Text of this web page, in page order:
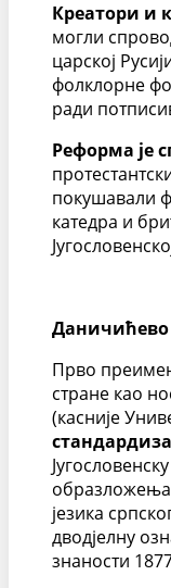
Креатори и
могли
царској
фолклорне
ради
Реформа је
покушавали
катедра и
Даничићево
Прво
стране као
(касније
образложења
језика
дводјелну
знаности